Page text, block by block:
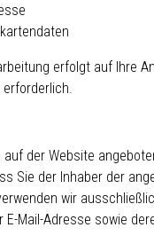
erfolgt auf Ihre
erforderlich.
auf der Website
Sie der Inhaber der
wir
E-Mail-Adresse sowie